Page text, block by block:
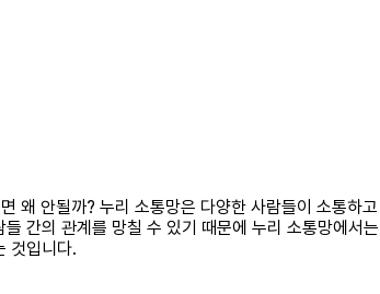
왜 안될까? 누리 소통망은 다양한 사람들이 소통
간의 관계를 망칠 수 있기 때문에 누리 소통망에서
것입니다.